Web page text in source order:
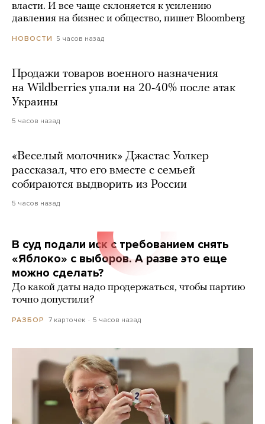
власти. И все чаще склоняется к усилению
давления на бизнес и общество, пишет Bloomberg
НОВОСТИ 5 часов назад
Продажи товаров военного назначения
на Wildberries упали на 20-40% после атак
Украины
5 часов назад
«Веселый молочник» Джастас Уолкер
рассказал, что его вместе с семьей
собираются выдворить из России
5 часов назад
В суд подали иск с требованием снять
«Яблоко» с выборов. А разве это еще
можно сделать?
До какой даты надо продержаться, чтобы партию
точно допустили?
РАЗБОР 7 карточек 5 часов назад